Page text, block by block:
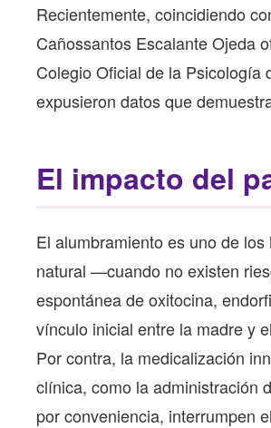
Recientemente, coincidiendo
Cañossantos Escalante Ojeda
Colegio Oficial de la Psicología
expusieron datos que
El impacto del
El alumbramiento es uno de
natural —cuando no existen
espontánea de oxitocina,
vínculo inicial entre la madre y
Por contra, la medicalización
clínica, como la administración
por conveniencia, interrumpen